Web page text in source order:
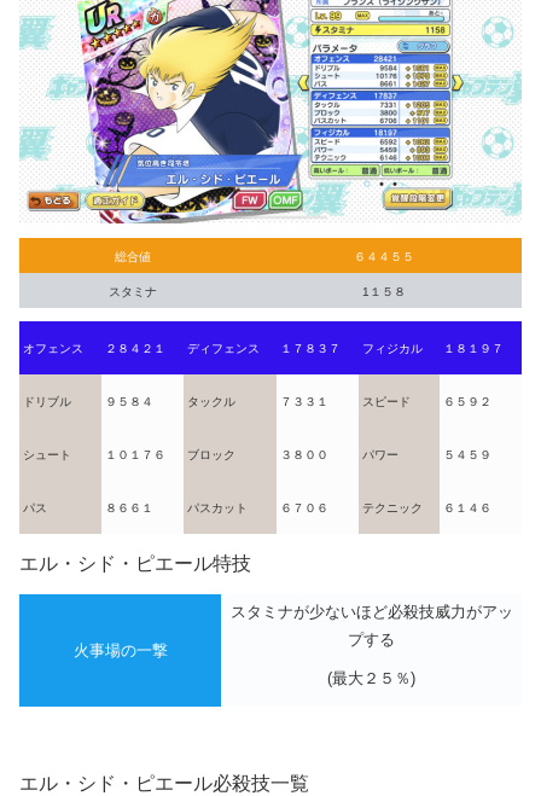
総合値 ６４４５５
スタミナ 1１５８
オフェンス ２８４２１ ディフェンス １７８３７ フィジカル １８１９７
ドリブル ９５８４ タックル ７３３１ スピード ６５９２
シュート １０１７６ ブロック ３８００ パワー ５４５９
パス ８６６１ パスカット ６７０６ テクニック ６１４６
エル・シド・ピエール特技
火事場の一撃
スタミナが少ないほど必殺技威力がアッ
プする
(最大２５％)
エル・シド・ピエール必殺技一覧